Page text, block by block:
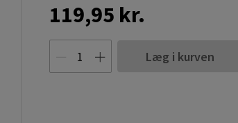
119,95 kr.
Læg i kurven